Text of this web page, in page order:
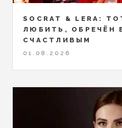
SOCRAT & LERA:
ЛЮБИТЬ, ОБРЕЧЁН
СЧАСТЛИВЫМ
01.08.2026